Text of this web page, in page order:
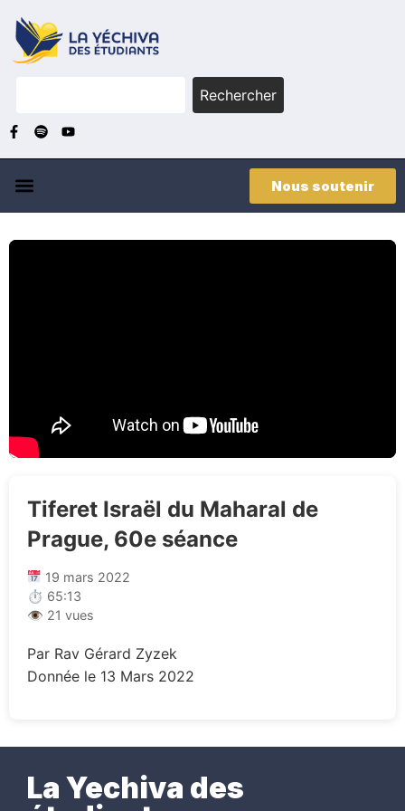
Rechercher
Nous soutenir
Tiferet Israël du Maharal de
Prague, 60e séance
19 mars 2022
⏱ 65:13
👁 21 vues
Par Rav Gérard Zyzek
Donnée le 13 Mars 2022
La Yechiva des